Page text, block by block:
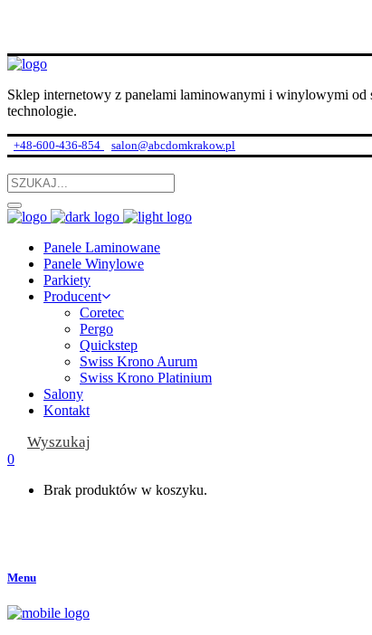
Sklep internetowy z panelami laminowanymi i winylowymi od
technologie.
+48-600-436-854 salon@abcdomkrakow.pl
Panele Laminowane
Panele Winylowe
Parkiety
Producent
Coretec
Pergo
Quickstep
Swiss Krono Aurum
Swiss Krono Platinium
Salony
Kontakt
Wyszukaj
0
Brak produktów w koszyku.
Menu